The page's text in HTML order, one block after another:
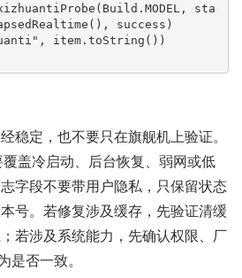
success)
稳定，也不要只在旗舰机上验证。
盖冷启动、后台恢复、弱网或低
字段不要带用户隐私，只保留状态
号。若修复涉及缓存，先验证清缓
若涉及系统能力，先确认权限、厂
是否一致。